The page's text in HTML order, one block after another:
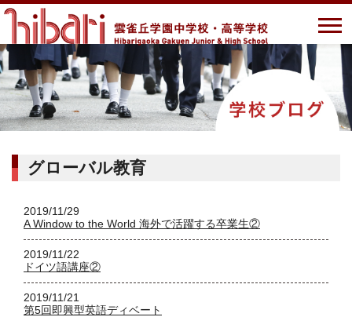
グローバル教育
2019/11/29
A Window to the World 海外で活躍する卒業生②
2019/11/22
ドイツ語講座②
2019/11/21
第5回即興型英語ディベート